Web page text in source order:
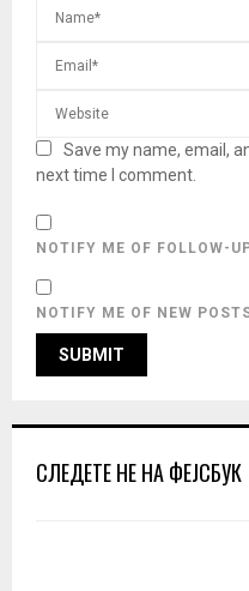
Save my name, email,
next time I comment.
NOTIFY ME OF FOLLOW-
NOTIFY ME OF NEW
СЛЕДЕТЕ НЕ НА ФЕЈСБУК